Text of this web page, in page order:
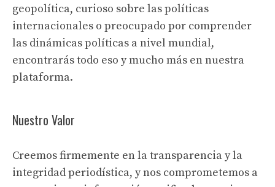
geopolítica, curioso sobre las políticas
internacionales o preocupado por comprender
las dinámicas políticas a nivel mundial,
encontrarás todo eso y mucho más en nuestra
plataforma.
Nuestro Valor
Creemos firmemente en la transparencia y la
integridad periodística, y nos comprometemos a